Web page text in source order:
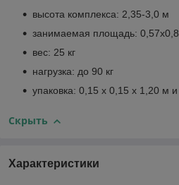
высота комплекса: 2,35-3,0 м
занимаемая площадь:
вес: 25 кг
нагрузка: до 90 кг
упаковка: 0,15 х 0,15 х 1,20 м
Скрыть
Характеристики